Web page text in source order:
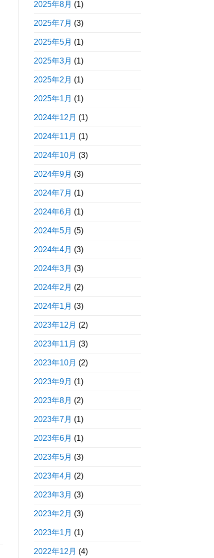
2025年8月 (1)
2025年7月 (3)
2025年5月 (1)
2025年3月 (1)
2025年2月 (1)
2025年1月 (1)
2024年12月 (1)
2024年11月 (1)
2024年10月 (3)
2024年9月 (3)
2024年7月 (1)
2024年6月 (1)
2024年5月 (5)
2024年4月 (3)
2024年3月 (3)
2024年2月 (2)
2024年1月 (3)
2023年12月 (2)
2023年11月 (3)
2023年10月 (2)
2023年9月 (1)
2023年8月 (2)
2023年7月 (1)
2023年6月 (1)
2023年5月 (3)
2023年4月 (2)
2023年3月 (3)
2023年2月 (3)
2023年1月 (1)
2022年12月 (4)